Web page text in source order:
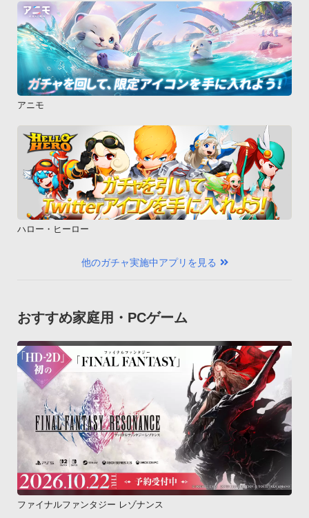
アニモ
ハロー・ヒーロー
他のガチャ実施中アプリを見る
おすすめ家庭用・PCゲーム
ファイナルファンタジー レゾナンス